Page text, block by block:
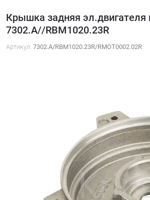
Крышка задняя
7302.A//RBM1020.23R
Артикул: 7302.A/RBM1020.23R/RMOT0002.02R